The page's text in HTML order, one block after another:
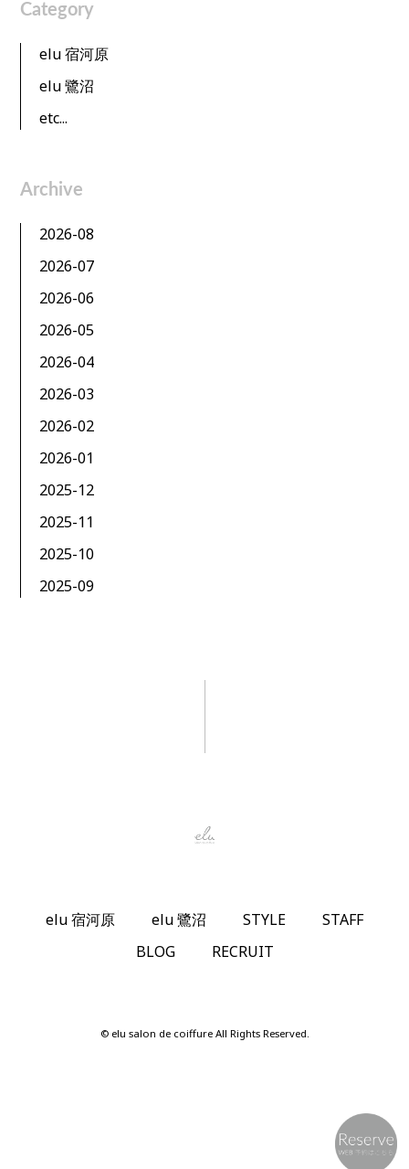
Category
elu 宿河原
elu 鷺沼
etc...
Archive
2026-08
2026-07
2026-06
2026-05
2026-04
2026-03
2026-02
2026-01
2025-12
2025-11
2025-10
2025-09
elu 宿河原 elu 鷺沼 STYLE
STAFF
BLOG
RECRUIT
© elu salon de coiffure All Rights Reserved.